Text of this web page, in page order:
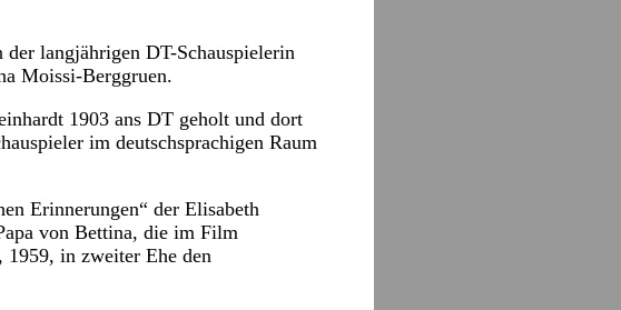
langjährigen DT-Schauspielerin
Moissi-Berggruen.
1903 ans DT geholt und dort
im deutschsprachigen Raum
Erinnerungen“ der Elisabeth
von Bettina, die im Film
1959, in zweiter Ehe den